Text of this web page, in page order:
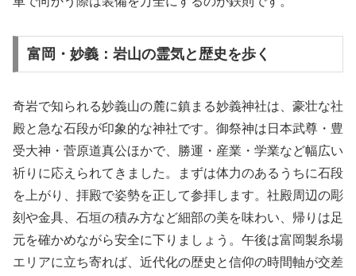
富岡・妙義：岩山の霊気と歴史を歩く
奇岩で知られる妙義山の麓に鎮まる妙義神社は、豪壮な社
殿と急な石段が印象的な神社です。御祭神は日本武尊・豊
受大神・菅原道真公ほかで、勝運・産業・学業など幅広い
祈りに応えられてきました。まずは体力のあるうちに石段
を上がり、拝殿で姿勢を正して参拝します。社殿周辺の彫
刻や金具、石垣の積み方など細部の美を味わい、帰りは足
元を確かめながら安全に下りましょう。午後は富岡製糸場
エリアに立ち寄れば、近代化の歴史と信仰の時間軸が交差